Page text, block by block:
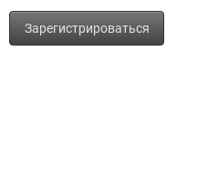
Зарегистрироваться